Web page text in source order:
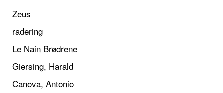
Zeus
radering
Le Nain Brødrene
Giersing, Harald
Canova, Antonio